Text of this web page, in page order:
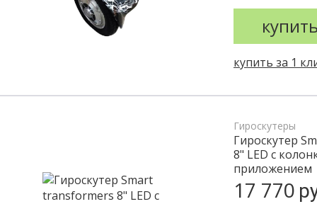
купить за 1
Гироскутеры
Гироскутер
8" LED c
приложением
17 770